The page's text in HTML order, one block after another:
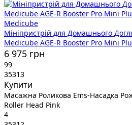
Medicube
Мініпристрій для Домашнього
Medicube AGE-R Booster Pro Mini
6 975 грн
99
35313
Купити
Масажна Роликова Ems-Насадка
Roller Head Pink
4